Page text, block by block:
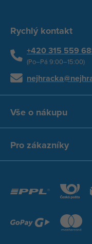
Rychlý kontakt
+420 315 559
(Po–Pá 9:00–15:00)
Vše o nákupu
Pro zákazníky